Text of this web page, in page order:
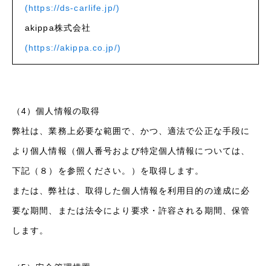
(https://ds-carlife.jp/)
akippa株式会社
(https://akippa.co.jp/)
（4）個人情報の取得
弊社は、業務上必要な範囲で、かつ、適法で公正な手段に
より個人情報（個人番号および特定個人情報については、
下記（８）を参照ください。）を取得します。
または、弊社は、取得した個人情報を利用目的の達成に必
要な期間、または法令により要求・許容される期間、保管
します。